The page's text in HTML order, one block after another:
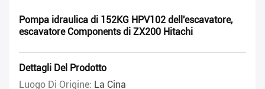
Pompa idraulica di 152KG HPV102 dell'escavatore,
escavatore Components di ZX200 Hitachi
Dettagli Del Prodotto
Luogo Di Origine: La Cina